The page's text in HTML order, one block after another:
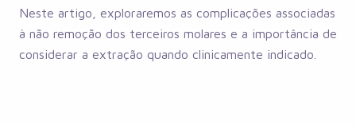
Neste artigo, exploraremos as complicações associadas
à não remoção dos terceiros molares e a importância de
considerar a extração quando clinicamente indicado.